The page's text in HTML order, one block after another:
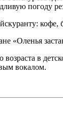
погоду
кофе,
«Оленья
в
вокалом.